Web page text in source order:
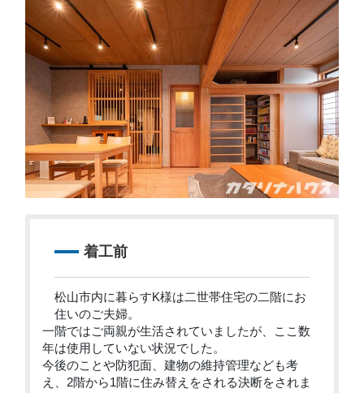
着工前
松山市内に暮らすK様は二世帯住宅の二階にお
住いのご夫婦。
一階ではご両親が生活されていましたが、ここ数
年は使用していない状況でした。
今後のことや防犯面、建物の維持管理なども考
え、2階から1階に住み替えをされる決断をされま